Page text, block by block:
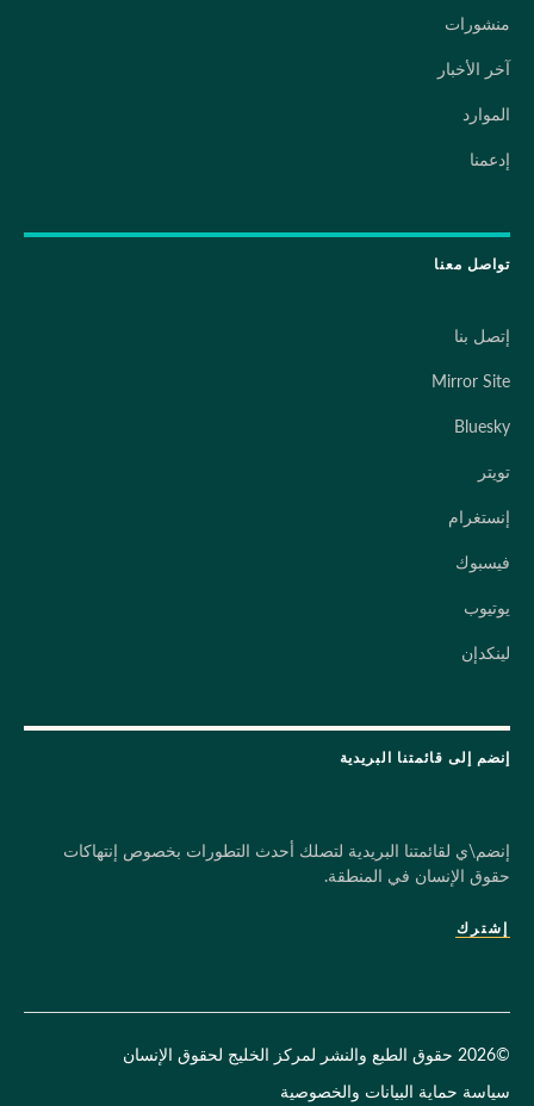
منشورات
آخر الأخبار
الموارد
إدعمنا
تواصل معنا
إتصل بنا
Mirror Site
Bluesky
تويتر
إنستغرام
فيسبوك
يوتيوب
لينكدإن
إنضم إلى قائمتنا البريدية
إنضم\ي لقائمتنا البريدية لتصلك أحدث التطورات بخصوص إنتهاكات
حقوق الإنسان في المنطقة.
إشترك
©2026 حقوق الطبع والنشر لمركز الخليج لحقوق الإنسان
سياسة حماية البيانات والخصوصية